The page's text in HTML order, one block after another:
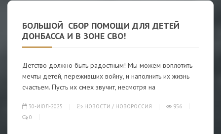
БОЛЬШОЙ СБОР ПОМОЩИ ДЛЯ ДЕТЕЙ
ДОНБАССА И В ЗОНЕ СВО!
Детство должно быть радостным! Мы можем воплотить
мечты детей, переживших войну, и наполнить их жизнь
счастьем. Пусть их смех звучит, несмотря на
30-ИЮЛ-2025 НОВОСТИ / НОВОРОССИЯ
956
0